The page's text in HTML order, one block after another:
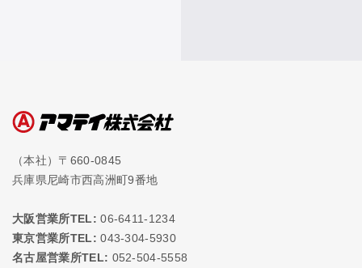
（本社）〒660-0845
兵庫県尼崎市西高洲町9番地
大阪営業所TEL: 06-6411-1234
東京営業所TEL: 043-304-5930
名古屋営業所TEL: 052-504-5558